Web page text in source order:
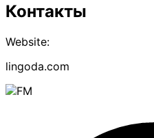
Контакты
Website:
lingoda.com